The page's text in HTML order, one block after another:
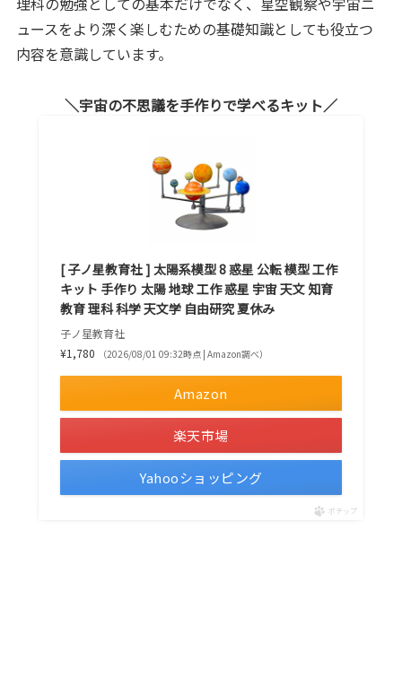
ュースをより深く楽しむための基礎知識としても役立つ
内容を意識しています。
宇宙の不思議を手作りで学べるキット
[ 子ノ星教育社 ] 太陽系模型 8 惑星 公転 模型 工作
キット 手作り 太陽 地球 工作 惑星 宇宙 天文 知育
教育 理科 科学 天文学 自由研究 夏休み
子ノ星教育社
¥1,780
（2026/08/01 09:32時点 | Amazon調べ）
Amazon
楽天市場
Yahooショッピング
ポチップ